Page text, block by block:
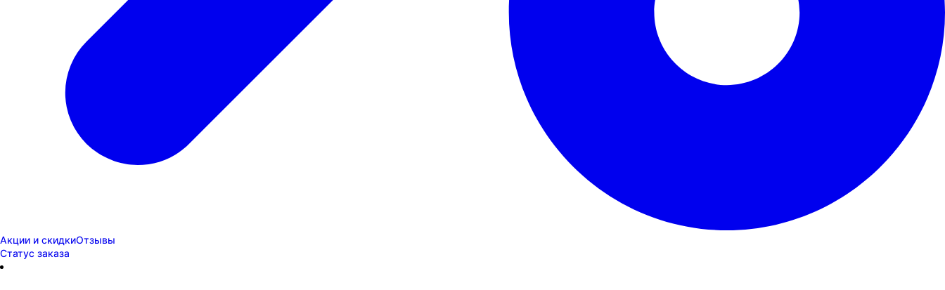
Акции и скидкиОтзывы
Статус заказа